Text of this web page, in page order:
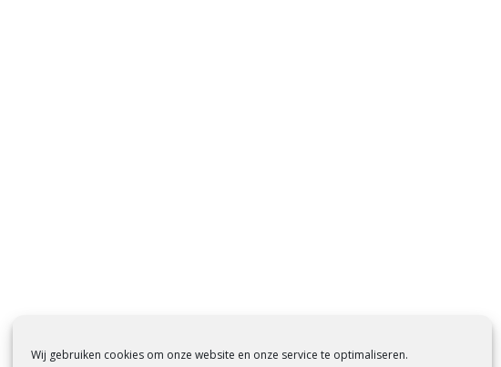
Wij gebruiken cookies om onze website en onze service te optimaliseren.